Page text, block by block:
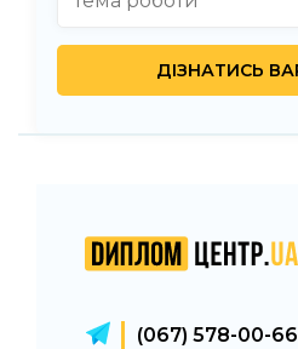
(067) 578-00-66